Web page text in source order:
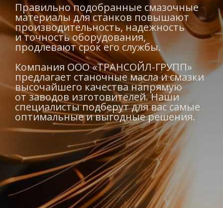
Правильно подобранные смазочные
материалы для станков повышают
производительность, надежность
и точность оборудования,
продлевают срок его службы.
Компания ООО «ТРАНСОЙЛ-ГРУПП»
предлагает станочные масла и смазки
высочайшего качества напрямую
от заводов изготовителей. Наши
специалисты подберут для вас самые
оптимальные и выгодные решения.